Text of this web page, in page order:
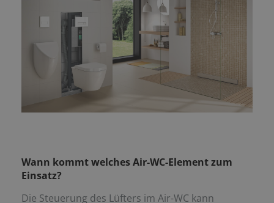
Wann kommt welches Air-WC-Element zum
Einsatz?
Die Steuerung des Lüfters im Air-WC kann